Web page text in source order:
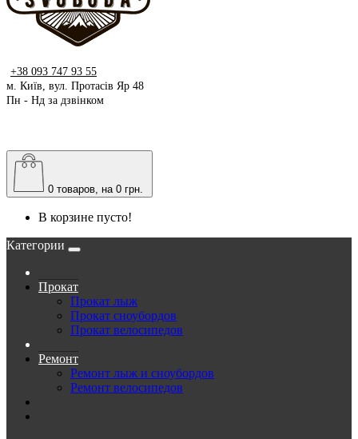
+38 093 747 93 55
м. Київ, вул. Протасів Яр 48
Пн - Нд за дзвінком
0 товаров, на 0 грн.
В корзине пусто!
Категории
Прокат
Прокат лыж
Прокат сноубордов
Прокат велосипедов
Ремонт
Ремонт лыж и сноубордов
Ремонт велосипедов